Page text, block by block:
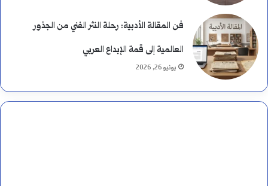
فن المقالة الأدبية: رحلة النثر الفني من الجذور
العالمية إلى قمة الإبداع العربي
يونيو 26, 2026